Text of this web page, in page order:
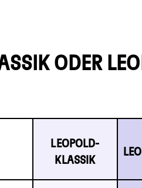
ODER
LEOPOLD-
KLASSIK